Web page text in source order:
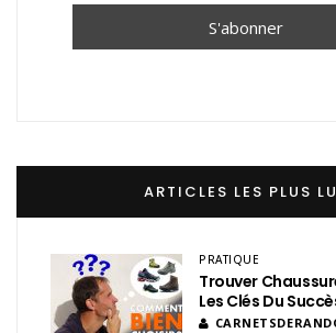
ARTICLES LES PLUS
PRATIQUE
Trouver
Les Clés Du